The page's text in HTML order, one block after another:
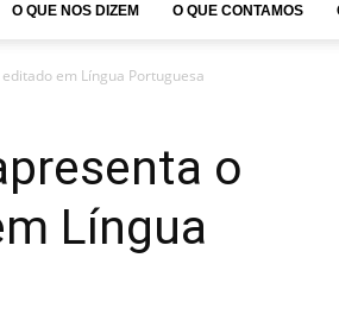
O QUE NOS DIZEM O QUE CONTAMOS
em Língua Portuguesa
o
Língua